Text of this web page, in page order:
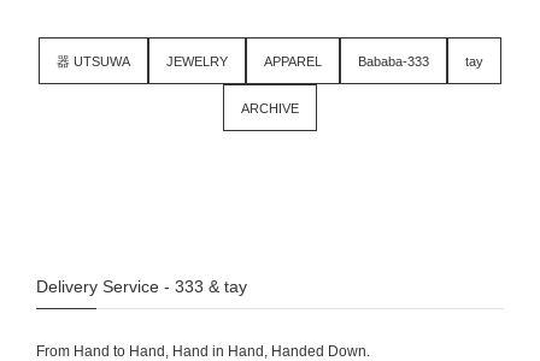
器 UTSUWA JEWELRY APPAREL Bababa-333 tay
ARCHIVE
Delivery Service - 333 & tay
From Hand to Hand, Hand in Hand, Handed Down.